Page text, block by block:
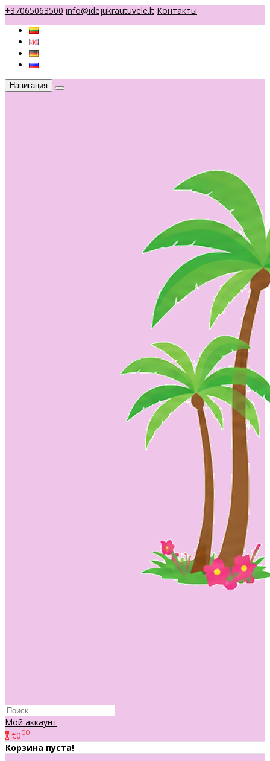
+37065063500 info@idejukrautuvele.lt Контакты
Навигация
Мой аккаунт
0 €000
Корзина пуста!